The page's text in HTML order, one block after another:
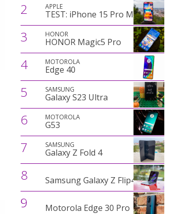
2 APPLE
TEST: iPhone 15 Pro Max
3 HONOR
HONOR Magic5 Pro
4 MOTOROLA
Edge 40
5 SAMSUNG
Galaxy S23 Ultra
6 MOTOROLA
G53
7 SAMSUNG
Galaxy Z Fold 4
8 Samsung Galaxy Z Flip4
9 Motorola Edge 30 Pro